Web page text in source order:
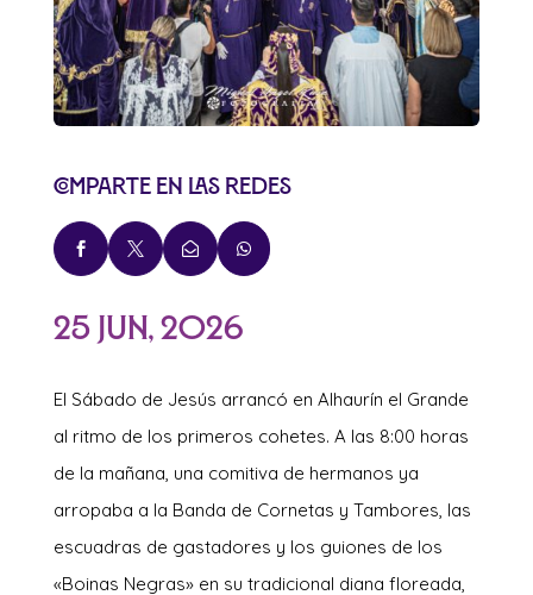
Comparte en las redes
   
25 Jun, 2026
El Sábado de Jesús arrancó en Alhaurín el Grande
al ritmo de los primeros cohetes. A las 8:00 horas
de la mañana, una comitiva de hermanos ya
arropaba a la Banda de Cornetas y Tambores, las
escuadras de gastadores y los guiones de los
«Boinas Negras» en su tradicional diana floreada,